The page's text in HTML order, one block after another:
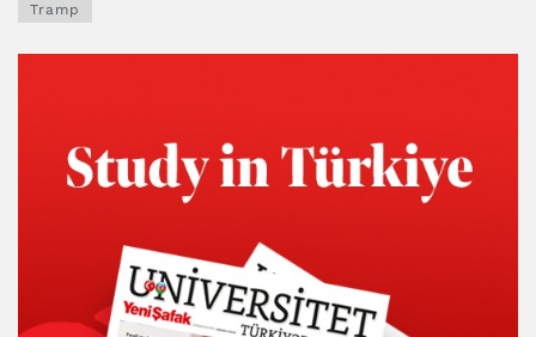
Tramp